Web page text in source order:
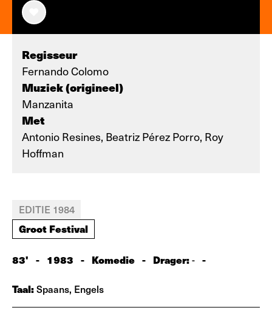
Regisseur
Fernando Colomo
Muziek (origineel)
Manzanita
Met
Antonio Resines, Beatriz Pérez Porro, Roy
Hoffman
EDITIE 1984
Groot Festival
83' - 1983 - Komedie - Drager:- -
Taal:Spaans, Engels